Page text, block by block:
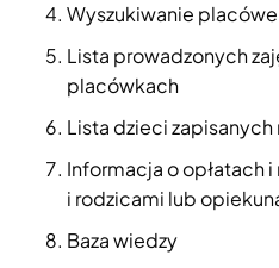
Wyszukiwanie
Lista prowadzonych
placówkach
Lista dzieci zapisanych
Informacja o opłatach
i rodzicami lub
Baza wiedzy